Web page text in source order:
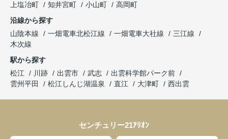
上塩冶町
知井宮町 小山町
高岡町
沿線から探す
山陰本線
一畑電車北松江線 一畑電車大社線
三江線
木次線
駅から探す
松江
川跡 出雲市 武志
出雲科学館パーク前
雲州平田
松江しんじ湖温泉 直江 大津町 西出雲
センチュリー21ｱﾘｵﾝ